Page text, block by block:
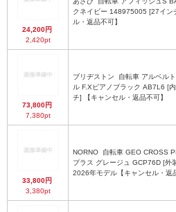
24,200円
2,420pt
クネイビー 148975005 [27イン
ル・返品不可】
73,800円
7,380pt
ブリヂストン
ル F.Xピアノブラック AB7L6 [
チ] 【キャンセル・返品不可】
33,800円
3,380pt
NORNO
プラス グレージュ GCP76D [外
2026年モデル【キャンセル・返